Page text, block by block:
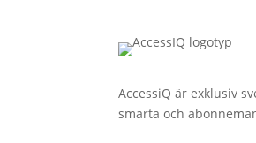
AccessiQ är exklusiv
smarta och